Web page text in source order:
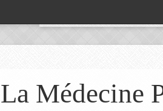
La Médecine